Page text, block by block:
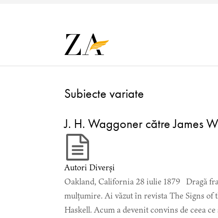
Subiecte variate
J. H. Waggoner către James
Autori Diverși
Oakland, California 28 iulie 1879 Dragă
mulțumire. Ai văzut în revista The Signs of
Haskell. Acum a devenit convins de ceea